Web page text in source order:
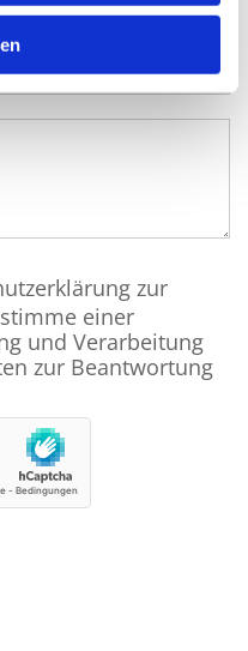
zur
einer
und Verarbeitung
zur Beantwortung